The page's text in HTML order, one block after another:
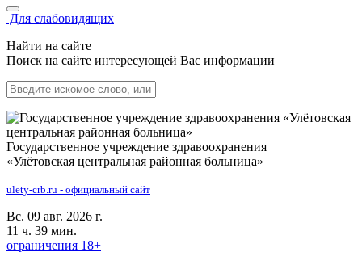
Для слабовидящих
Найти на сайте
Поиск на сайте интересующей Вас информации
Государственное учреждение здравоохранения
«Улётовская центральная районная больница»
ulety-crb.ru - официальный сайт
Вс. 09 авг. 2026 г.
11 ч. 39 мин.
ограничения 18+